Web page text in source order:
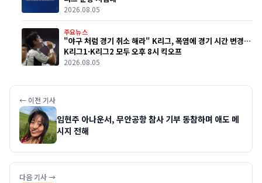
2026.08.05
주요뉴스
"야구 처럼 경기 취소 해라" K리그, 폭염에 경기 시간 변경…
K리그1·K리그2 모두 오후 8시 킥오프
2026.08.05
← 이전 기사
임현주 아나운서, 무안공항 참사 기부 동참하며 애도 메
시지 전해
다음 기사 →